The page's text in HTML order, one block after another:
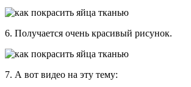
6. Получается очень красивый рисунок.
7. А вот видео на эту тему: